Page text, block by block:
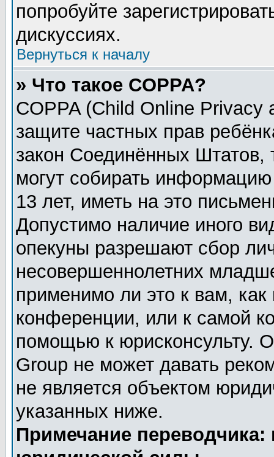
попробуйте
дискуссиях.
Вернуться к началу
» Что такое COPPA?
COPPA (Child Online Privacy
защите частных прав
закон Соединённых Штатов,
могут собирать
13 лет, иметь на это
Допустимо наличие иного
опекуны разрешают сбор
несовершеннолетних
применимо ли это к вам,
конференции, или к самой
помощью к юрисконсульту.
Group не может давать
не является объектом
указанных ниже.
Примечание